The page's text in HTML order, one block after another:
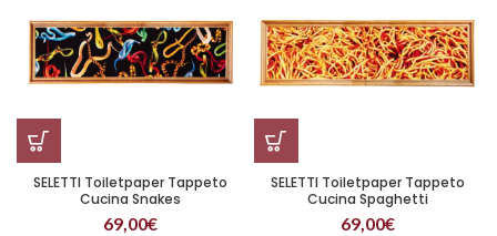
SELETTI Toiletpaper Tappeto
Cucina Snakes
69,00€
SELETTI Toiletpaper Tappeto
Cucina Spaghetti
69,00€